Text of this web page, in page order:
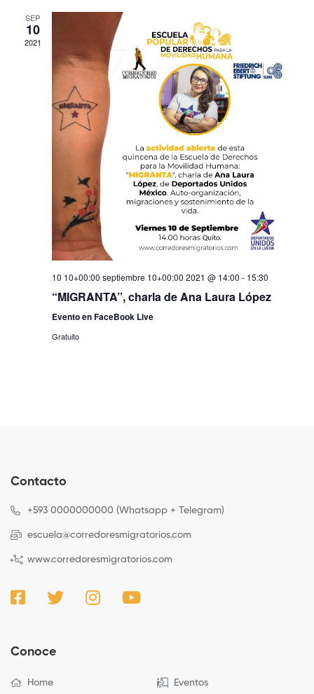
SEP
10
2021
10 10+00:00 septiembre 10+00:00 2021 @ 14:00 - 15:30
“MIGRANTA”, charla de Ana Laura López
Evento en FaceBook Live
Gratuito
Contacto
+593 0000000000 (Whatsapp + Telegram)
escuela@corredoresmigratorios.com
www.corredoresmigratorios.com
Conoce
Home Eventos